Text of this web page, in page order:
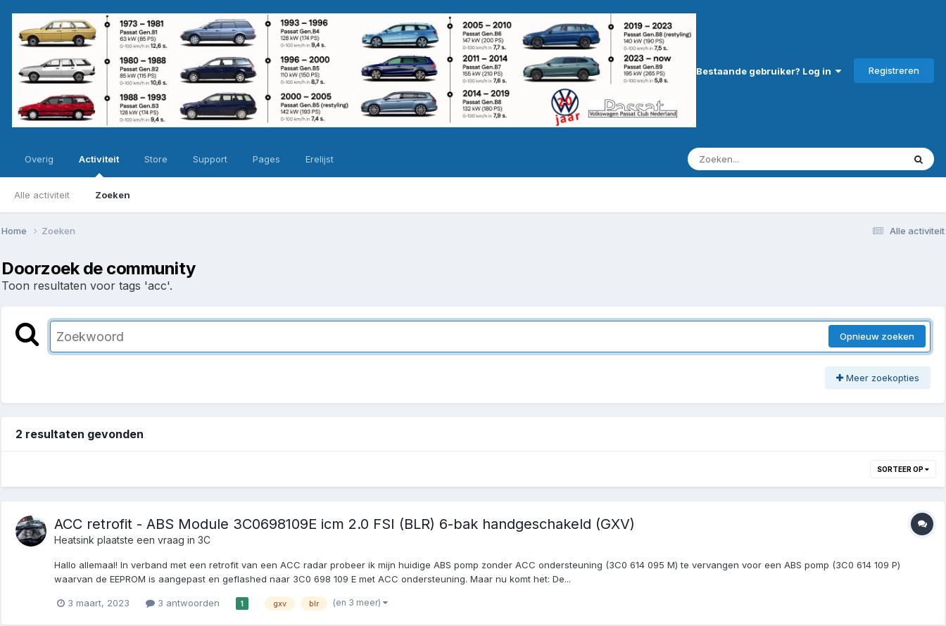
Bestaande gebruiker? Log in Registreren
Overig Activiteit
Alle activiteit Zoeken
Store Support Pages Erelijst
Alle activiteit
Home Zoeken
Doorzoek de community
Toon resultaten voor tags 'acc'.
Opnieuw zoeken
Meer zoekopties
2 resultaten gevonden
SORTEER OP
ACC retrofit - ABS Module 3C0698109E icm 2.0 FSI (BLR) 6-bak handgeschakeld (GXV)
Heatsink plaatste een vraag in 3C
Hallo allemaal! In verband met een retrofit van een ACC radar probeer ik mijn huidige ABS pomp zonder ACC ondersteuning (3C0 614 095 M) te vervangen voor een ABS pomp (3C0 614 109 P)
waarvan de EEPROM is aangepast en geflashed naar 3C0 698 109 E met ACC ondersteuning. Maar nu komt het: De...
3 maart, 2023 3 antwoorden 1 gxv blr (en 3 meer)